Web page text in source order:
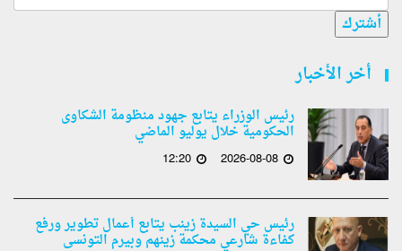
أشترك
أخر الأخبار
رئيس الوزراء يتابع جهود منظومة الشكاوى
الحكومية خلال يوليو الماضي
2026-08-08
12:20
رئيس حي السيدة زينب يتابع أعمال تطوير ورفع
كفاءة شارعي محكمة زينهم وبيرم التونسى